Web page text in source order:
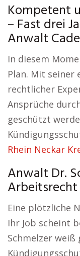
Kompetent
– Fast drei
Anwalt
In diesem
Plan. Mit seiner
rechtlicher
Ansprüche
geschützt
Rhein Neckar
Anwalt Dr.
Eine plötzliche
Ihr Job scheint
Schmelzer weiß